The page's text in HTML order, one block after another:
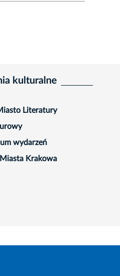
kulturalne
Literatury
wydarzeń
Krakowa